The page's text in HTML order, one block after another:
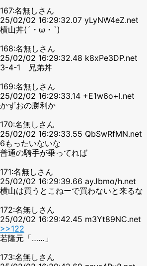
167:名無しさん
25/02/02 16:29:32.07 yLyNW4eZ.net
横山丼(´・ω・`)
168:名無しさん
25/02/02 16:29:32.48 k8xPe3DP.net
3-4-1 兄弟丼
169:名無しさん
25/02/02 16:29:33.14 +E1w6o+l.net
かずおの勝利か
170:名無しさん
25/02/02 16:29:33.55 QbSwRfMN.net
6もったいないな
普通の騎手が乗ってれば
171:名無しさん
25/02/02 16:29:39.66 ayJbmo/h.net
横山は買うとこねーで買わないと来るな
172:名無しさん
25/02/02 16:29:42.45 m3Yt89NC.net
>>122
若隆元「……」
173:名無しさん